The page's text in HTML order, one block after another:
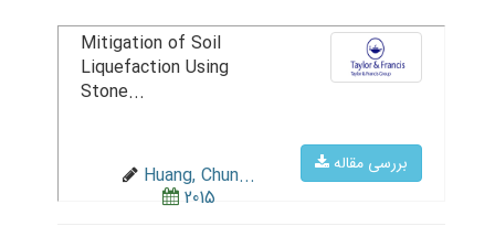
بررسی مقاله
Mitigation of Soil
Liquefaction Using
Stone...
Huang, Chun...
2015